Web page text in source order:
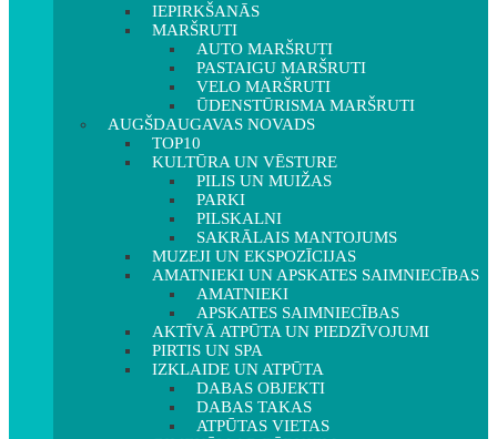
IEPIRKŠANĀS
MARŠRUTI
AUTO MARŠRUTI
PASTAIGU MARŠRUTI
VELO MARŠRUTI
ŪDENSTŪRISMA MARŠRUTI
AUGŠDAUGAVAS NOVADS
TOP10
KULTŪRA UN VĒSTURE
PILIS UN MUIŽAS
PARKI
PILSKALNI
SAKRĀLAIS MANTOJUMS
MUZEJI UN EKSPOZĪCIJAS
AMATNIEKI UN APSKATES SAIMNIECĪBAS
AMATNIEKI
APSKATES SAIMNIECĪBAS
AKTĪVĀ ATPŪTA UN PIEDZĪVOJUMI
PIRTIS UN SPA
IZKLAIDE UN ATPŪTA
DABAS OBJEKTI
DABAS TAKAS
ATPŪTAS VIETAS